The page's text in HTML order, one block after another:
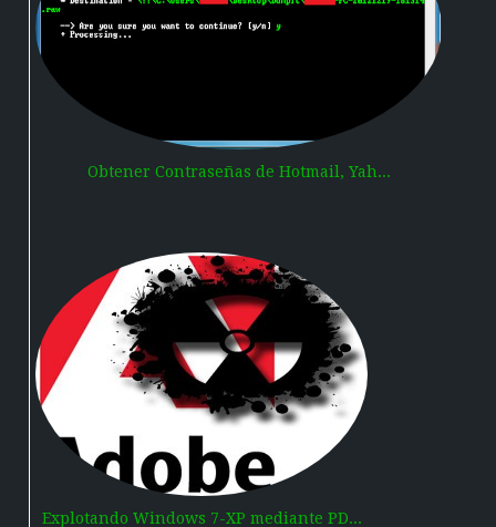
Obtener Contraseñas de Hotmail, Yah...
Explotando Windows 7-XP mediante PD...